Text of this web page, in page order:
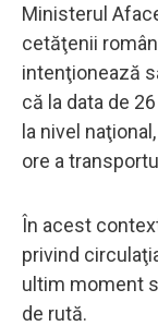
Ministerul
cetăţenii
intenţionează
că la data de
la nivel
ore a
În acest
privind
ultim moment
de rută.